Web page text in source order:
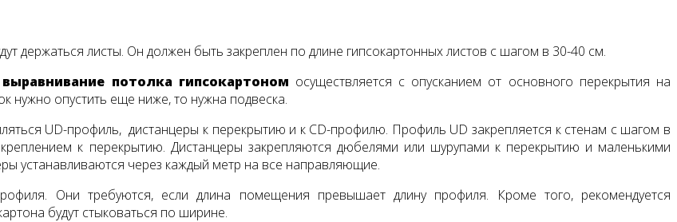
держаться листы. Он должен быть закреплен по длине гипсокартонных листов с шагом в 30-40 см.
выравнивание потолка гипсокартоном осуществляется с опусканием от основного перекрытия на
нужно опустить еще ниже, то нужна подвеска.
UD-профиль, дистанцеры к перекрытию и к CD-профилю. Профиль UD закрепляется к стенам с шагом в
к перекрытию. Дистанцеры закрепляются дюбелями или шурупами к перекрытию и маленькими
устанавливаются через каждый метр на все направляющие.
Они требуются, если длина помещения превышает длину профиля. Кроме того, рекомендуется
будут стыковаться по ширине.